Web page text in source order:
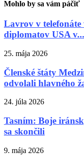
Mohlo by sa vám páčiť
Lavrov v
diplomatov USA v...
25. mája 2026
Členské štáty
odvolali hlavného
24. júla 2026
Tasním: Boje
sa skončili
9. mája 2026